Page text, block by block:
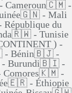
Cameroun🇨🇲 -
- Mali
du
- Tunisie
) -
- Bénin🇧🇯 -
- Burundi🇧🇮 -
Comores🇰🇲 -
- Éthiopie